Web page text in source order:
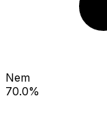
Nem
70.0%